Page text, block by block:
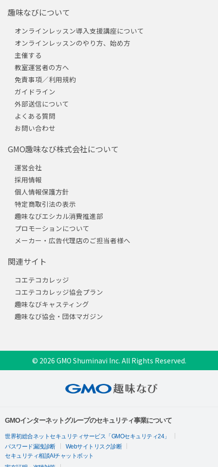
趣味なびについて
オンラインレッスン導入支援講座について
オンラインレッスンのやり方、始め方
主催する
教室運営者の方へ
免責事項／利用規約
ガイドライン
外部送信について
よくある質問
お問い合わせ
GMO趣味なび株式会社について
運営会社
採用情報
個人情報保護方針
特定商取引法の表示
趣味なびエシカル消費推進部
プロモーションについて
メーカー・広告代理店のご担当者様へ
関連サイト
コエテコカレッジ
コエテコカレッジ協会プラン
趣味なびキャスティング
趣味なび協会・団体マガジン
© 2026 GMO Shuminavi Inc. All Rights Reserved.